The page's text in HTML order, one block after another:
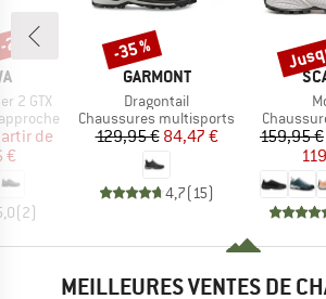
2 GTX
réduit
de
€
(2)
%
MARQUE
GARMONT
Article
Dragontail
Product group
Chaussures multisports
Prix
129,95 €Prix réduit
84,47 €
4,7(15)
Remise
-35 %
Product
159,95 €
MEILLEURES VENTES DE